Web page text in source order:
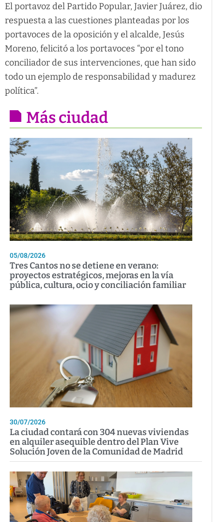
El portavoz del Partido Popular, Javier Juárez, dio
respuesta a las cuestiones planteadas por los
portavoces de la oposición y el alcalde, Jesús
Moreno, felicitó a los portavoces “por el tono
conciliador de sus intervenciones, que han sido
todo un ejemplo de responsabilidad y madurez
política”.
Más ciudad
05/08/2026
Tres Cantos no se detiene en verano:
proyectos estratégicos, mejoras en la vía
pública, cultura, ocio y conciliación familiar
30/07/2026
La ciudad contará con 304 nuevas viviendas
en alquiler asequible dentro del Plan Vive
Solución Joven de la Comunidad de Madrid